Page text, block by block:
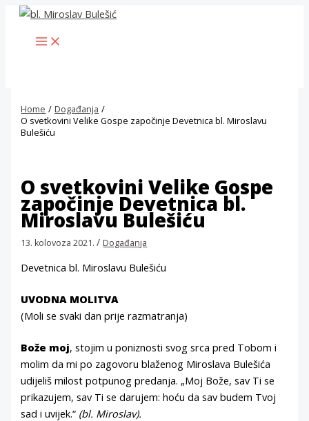
Skip
content
MAIN
MENU
Home
Događanja
O svetkovini Velike Gospe započinje Devetnica bl. Miroslavu
Bulešiću
O svetkovini Velike Gospe
započinje Devetnica bl.
Miroslavu Bulešiću
13. kolovoza 2021./ Događanja
Devetnica bl. Miroslavu Bulešiću
UVODNA MOLITVA
(Moli se svaki dan prije razmatranja)
Bože moj, stojim u poniznosti svog srca pred Tobom i
molim da mi po zagovoru blaženog Miroslava Bulešića
udijeliš milost potpunog predanja. „Moj Bože, sav Ti se
prikazujem, sav Ti se darujem: hoću da sav budem Tvoj
sad i uvijek.“ (bl. Miroslav).